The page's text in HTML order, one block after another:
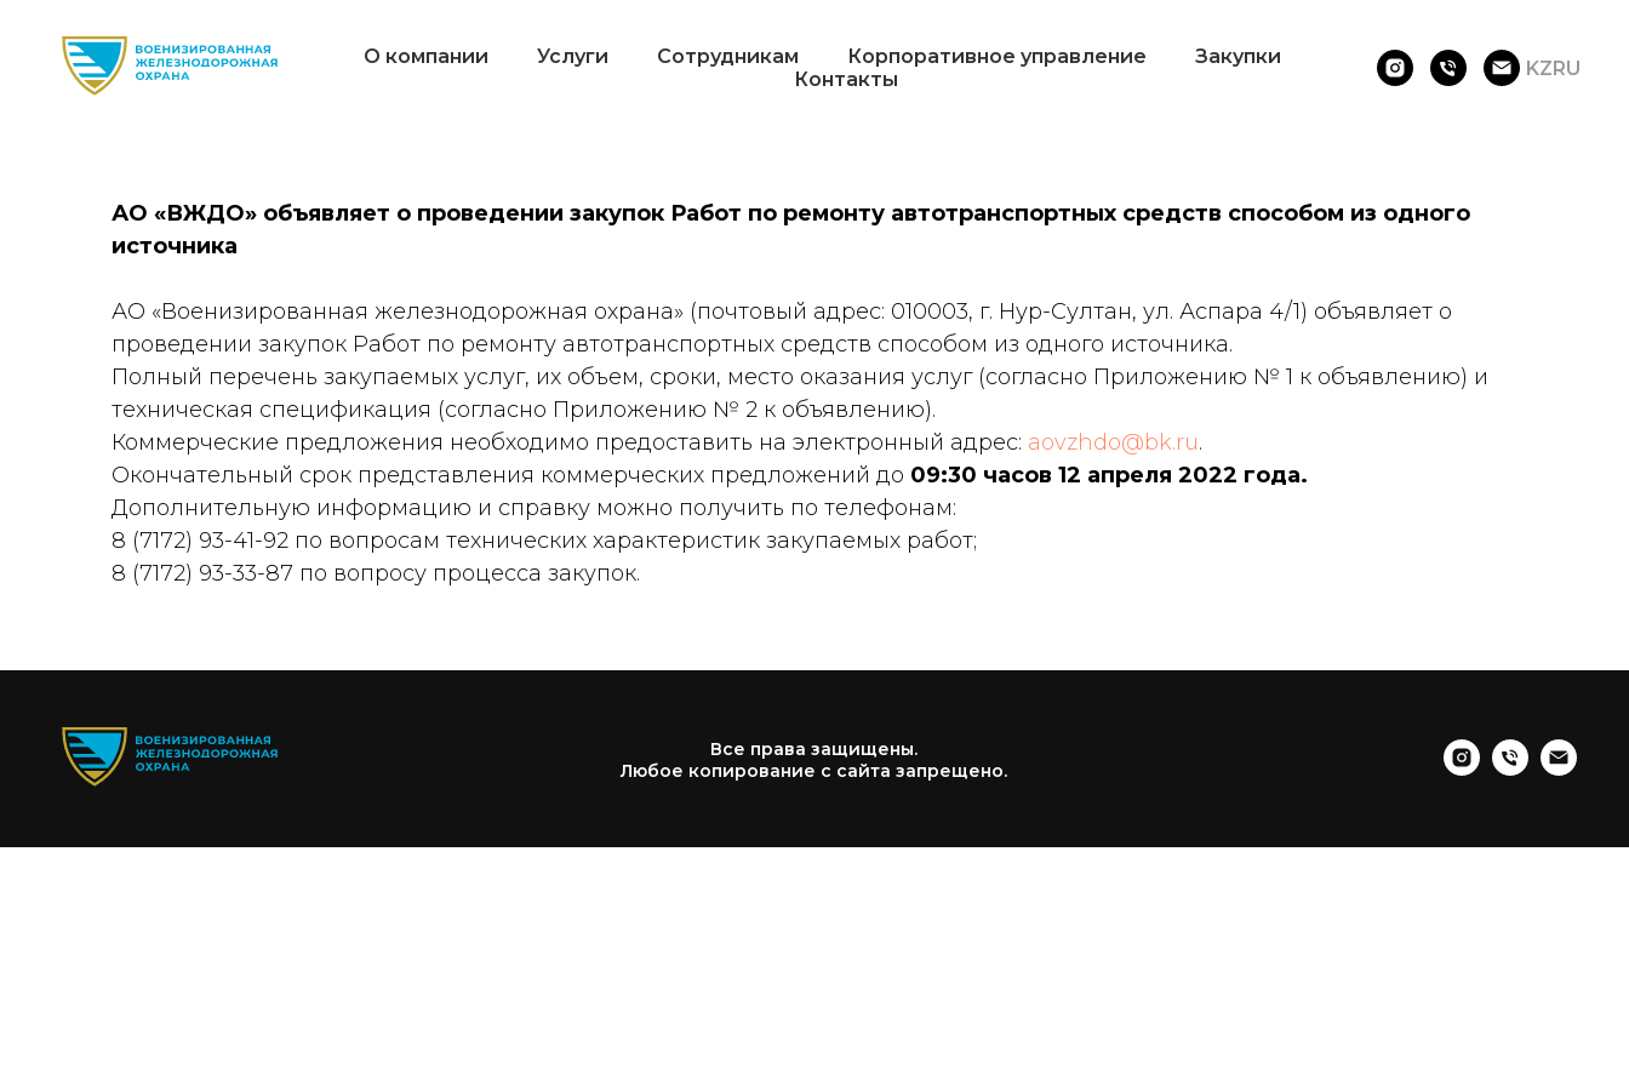
О компании Услуги Сотрудникам Корпоративное управление
Закупки
Контакты
KZRU
АО «ВЖДО» объявляет о проведении закупок Работ по ремонту автотранспортных средств способом из одного
источника
АО «Военизированная железнодорожная охрана» (почтовый адрес: 010003, г. Нур-Султан, ул. Аспара 4/1) объявляет о
проведении закупок Работ по ремонту автотранспортных средств способом из одного источника.
Полный перечень закупаемых услуг, их объем, сроки, место оказания услуг (согласно Приложению № 1 к объявлению) и
техническая спецификация (согласно Приложению № 2 к объявлению).
Коммерческие предложения необходимо предоставить на электронный адрес: aovzhdo@bk.ru.
Окончательный срок представления коммерческих предложений до 09:30 часов 12 апреля 2022 года.
Дополнительную информацию и справку можно получить по телефонам:
8 (7172) 93-41-92 по вопросам технических характеристик закупаемых работ;
8 (7172) 93-33-87 по вопросу процесса закупок.
Все права защищены.
Любое копирование с сайта запрещено.